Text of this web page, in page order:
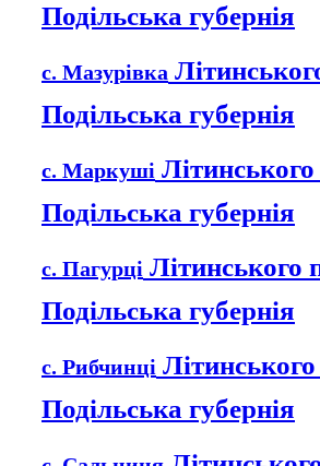
Подільська губернія
с. Мазурівка
Подільська губернія
с. Маркуші Літинського
Подільська губернія
с. Пагурці Літинського
Подільська губернія
с. Рибчинці Літинського
Подільська губернія